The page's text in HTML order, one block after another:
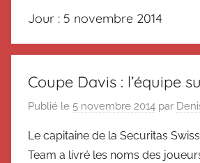
blog
de
Suisse
Magazine
Suisse
souvenir
Suisse
Magazine
Messager
Jour : 5 novembre 2014
Coupe Davis : l’équipe
Publié le 5 novembre 2014 par
Le capitaine de la Securitas
Team a livré les noms des